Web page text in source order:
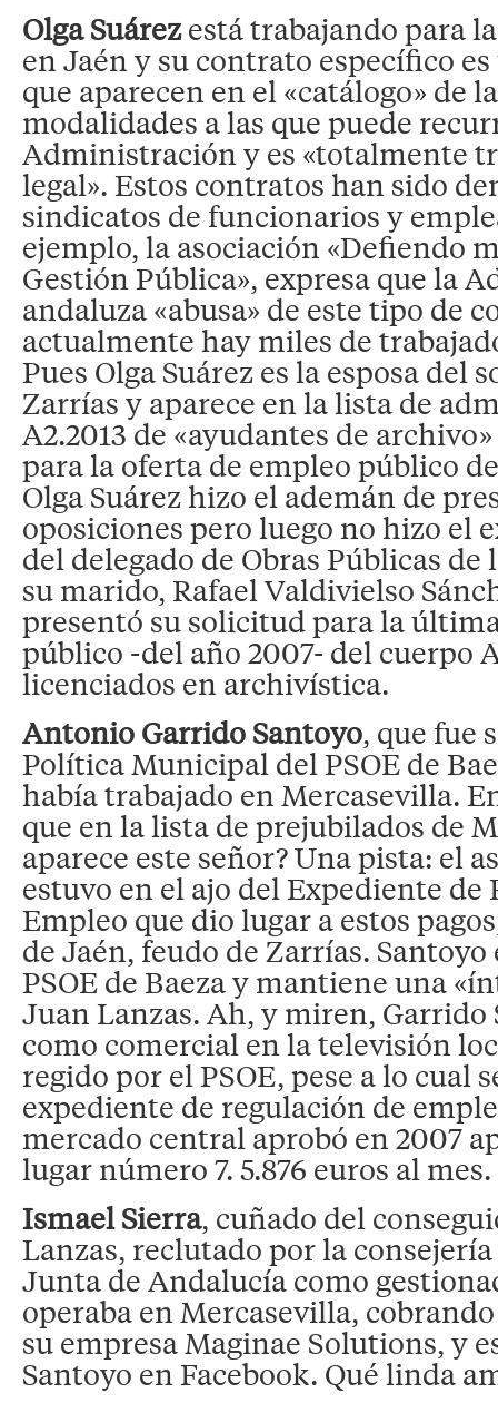
Olga Suárezestá trabajando para
en Jaén y su contrato específico
que aparecen en el «catálogo» de
modalidades a las que puede
Administración y es «totalmente
legal». Estos contratos han sido
sindicatos de funcionarios y
ejemplo, la asociación «Defiendo
Gestión Pública», expresa que la
andaluza «abusa» de este tipo de
actualmente hay miles de
Pues Olga Suárez es la esposa del
Zarrías y aparece en la lista de
A2.2013 de «ayudantes de
para la oferta de empleo público
Olga Suárez hizo el ademán de
oposiciones pero luego no hizo el
del delegado de Obras Públicas de
su marido, Rafael Valdivielso
presentó su solicitud para la
público -del año 2007- del cuerpo
licenciados en archivística.
Antonio Garrido Santoyo, que fue
Política Municipal del PSOE de
había trabajado en Mercasevilla.
que en la lista de prejubilados de
aparece este señor? Una pista: el
estuvo en el ajo del Expediente de
Empleo que dio lugar a estos
de Jaén, feudo de Zarrías.
PSOE de Baeza y mantiene una
Juan Lanzas. Ah, y miren, Garrido
como comercial en la televisión
regido por el PSOE, pese a lo cual
expediente de regulación de
mercado central aprobó en 2007
lugar número 7. 5.876 euros al mes.
Ismael Sierra, cuñado del
Lanzas, reclutado por la
Junta de Andalucía como
operaba en Mercasevilla,
su empresa Maginae Solutions, y
Santoyo en Facebook. Qué linda